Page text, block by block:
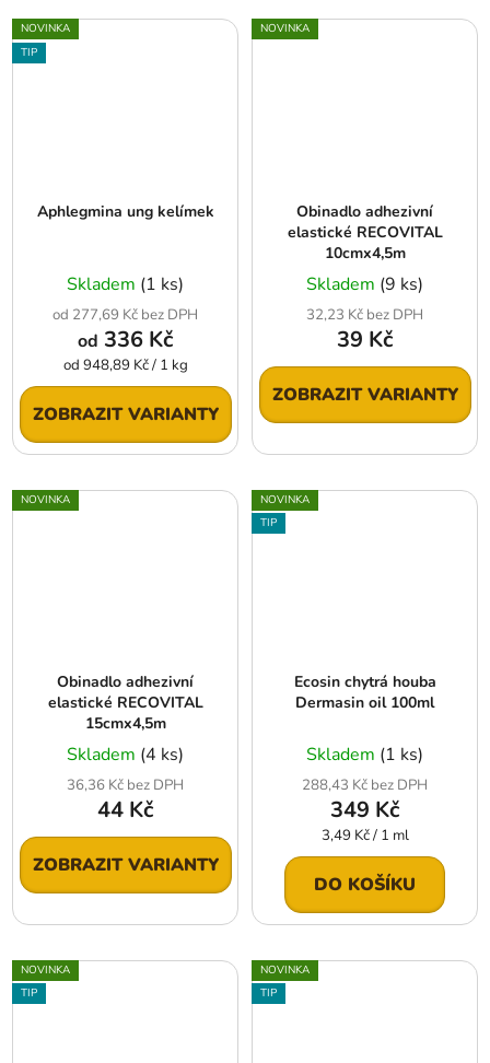
NOVINKA
TIP
Aphlegmina ung kelímek
Skladem (1 ks)
od 277,69 Kč bez DPH
od 336 Kč
Měrná
cena:
od 948,89 Kč / 1 kg
ZOBRAZIT VARIANTY
NOVINKA
Obinadlo adhezivní
elastické RECOVITAL
10cmx4,5m
Skladem (9 ks)
32,23 Kč bez DPH
39 Kč
ZOBRAZIT VARIANTY
NOVINKA
Obinadlo adhezivní
elastické RECOVITAL
15cmx4,5m
Skladem (4 ks)
36,36 Kč bez DPH
44 Kč
ZOBRAZIT VARIANTY
NOVINKA
TIP
Ecosin chytrá houba
Dermasin oil 100ml
Skladem (1 ks)
288,43 Kč bez DPH
349 Kč
Měrná
cena:
3,49 Kč / 1 ml
DO KOŠÍKU
NOVINKA
TIP
NOVINKA
TIP